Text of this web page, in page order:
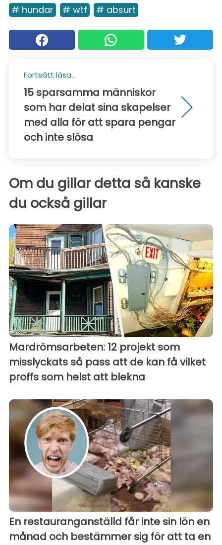
# hundar # wtf # absurt
Fortsätt läsa...
15 sparsamma människor
som har delat sina skapelser
med alla för att spara pengar
och inte slösa
Om du gillar detta så kanske
du också gillar
Mardrömsarbeten: 12 projekt som
misslyckats så pass att de kan få vilket
proffs som helst att blekna
En restauranganställd får inte sin lön en
månad och bestämmer sig för att ta en